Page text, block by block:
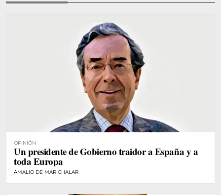
OPINIÓN
Un presidente de Gobierno traidor a España y a
toda Europa
AMALIO DE MARICHALAR